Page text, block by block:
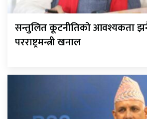
सन्तुलित कूटनीतिको आवश्यकता
परराष्ट्रमन्त्री खनाल